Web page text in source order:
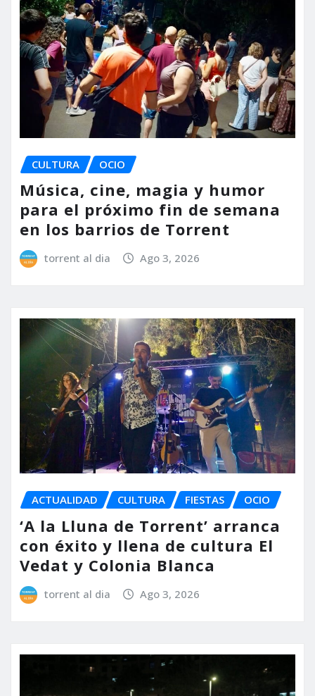
CULTURA OCIO
Música, cine, magia y humor
para el próximo fin de semana
en los barrios de Torrent
torrent al dia Ago 3, 2026
ACTUALIDAD CULTURA FIESTAS OCIO
‘A la Lluna de Torrent’ arranca
con éxito y llena de cultura El
Vedat y Colonia Blanca
torrent al dia Ago 3, 2026